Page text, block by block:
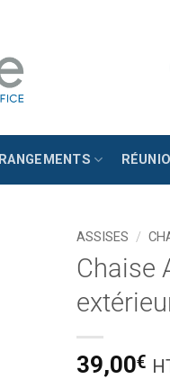
RANGEMENTS
ASSISES /
Chaise
39,00€